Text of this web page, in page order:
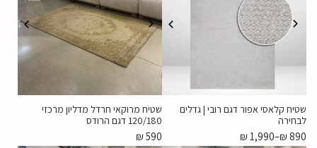
שטיח קלאסי אפור דגם רובי | גדלים
לבחירה
₪890
–
₪1,990
שטיח מרוקאי חרדל מדליון מרכזי
120/180 דגם הרודס
₪590